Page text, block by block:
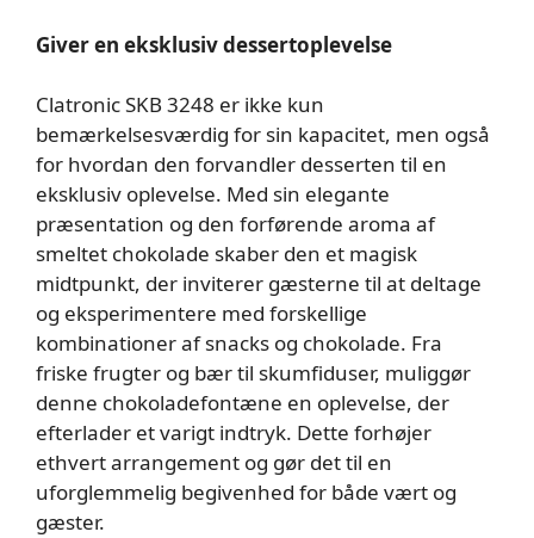
Giver en eksklusiv dessertoplevelse
Clatronic SKB 3248 er ikke kun
bemærkelsesværdig for sin kapacitet, men også
for hvordan den forvandler desserten til en
eksklusiv oplevelse. Med sin elegante
præsentation og den forførende aroma af
smeltet chokolade skaber den et magisk
midtpunkt, der inviterer gæsterne til at deltage
og eksperimentere med forskellige
kombinationer af snacks og chokolade. Fra
friske frugter og bær til skumfiduser, muliggør
denne chokoladefontæne en oplevelse, der
efterlader et varigt indtryk. Dette forhøjer
ethvert arrangement og gør det til en
uforglemmelig begivenhed for både vært og
gæster.